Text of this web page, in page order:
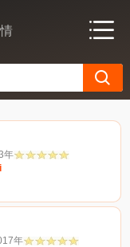
年
年